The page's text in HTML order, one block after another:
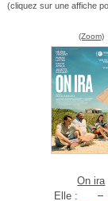
(cliquez sur une affiche
(Zoom)
On ira
Elle :